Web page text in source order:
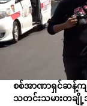
စစ်အာဏာရှင်ဆန့်က
သတင်းသမားတချို့